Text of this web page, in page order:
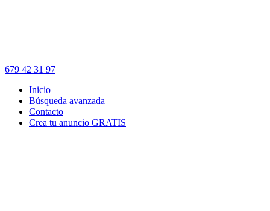
679 42 31 97
Inicio
Búsqueda avanzada
Contacto
Crea tu anuncio GRATIS